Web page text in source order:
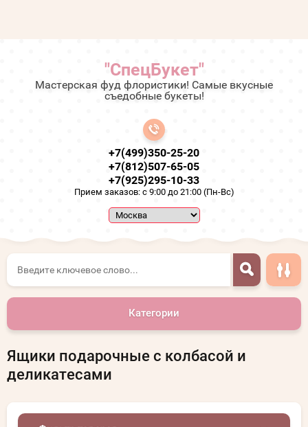
"СпецБукет"
Мастерская фуд флористики! Самые вкусные
съедобные букеты!
+7(499)350-25-20
+7(812)507-65-05
+7(925)295-10-33
Прием заказов: с 9:00 до 21:00 (Пн-Вс)
Категории
Ящики подарочные с колбасой и
деликатесами